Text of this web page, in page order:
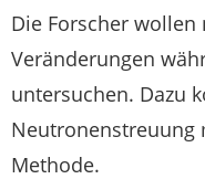
Die Forscher
Veränderungen
untersuchen. Dazu
Neutronenstreuung
Methode.